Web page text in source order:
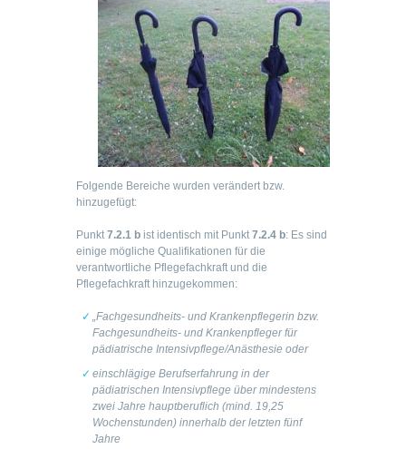
Folgende Bereiche wurden verändert bzw.
hinzugefügt:
Punkt7.2.1 b ist identisch mit Punkt7.2.4 b: Es sind
einige mögliche Qualifikationen für die
verantwortliche Pflegefachkraft und die
Pflegefachkraft hinzugekommen:
„Fachgesundheits- und Krankenpflegerin bzw.
Fachgesundheits- und Krankenpfleger für
pädiatrische Intensivpflege/Anästhesie oder
einschlägige Berufserfahrung in der
pädiatrischen Intensivpflege über mindestens
zwei Jahre hauptberuflich (mind. 19,25
Wochenstunden) innerhalb der letzten fünf
Jahre